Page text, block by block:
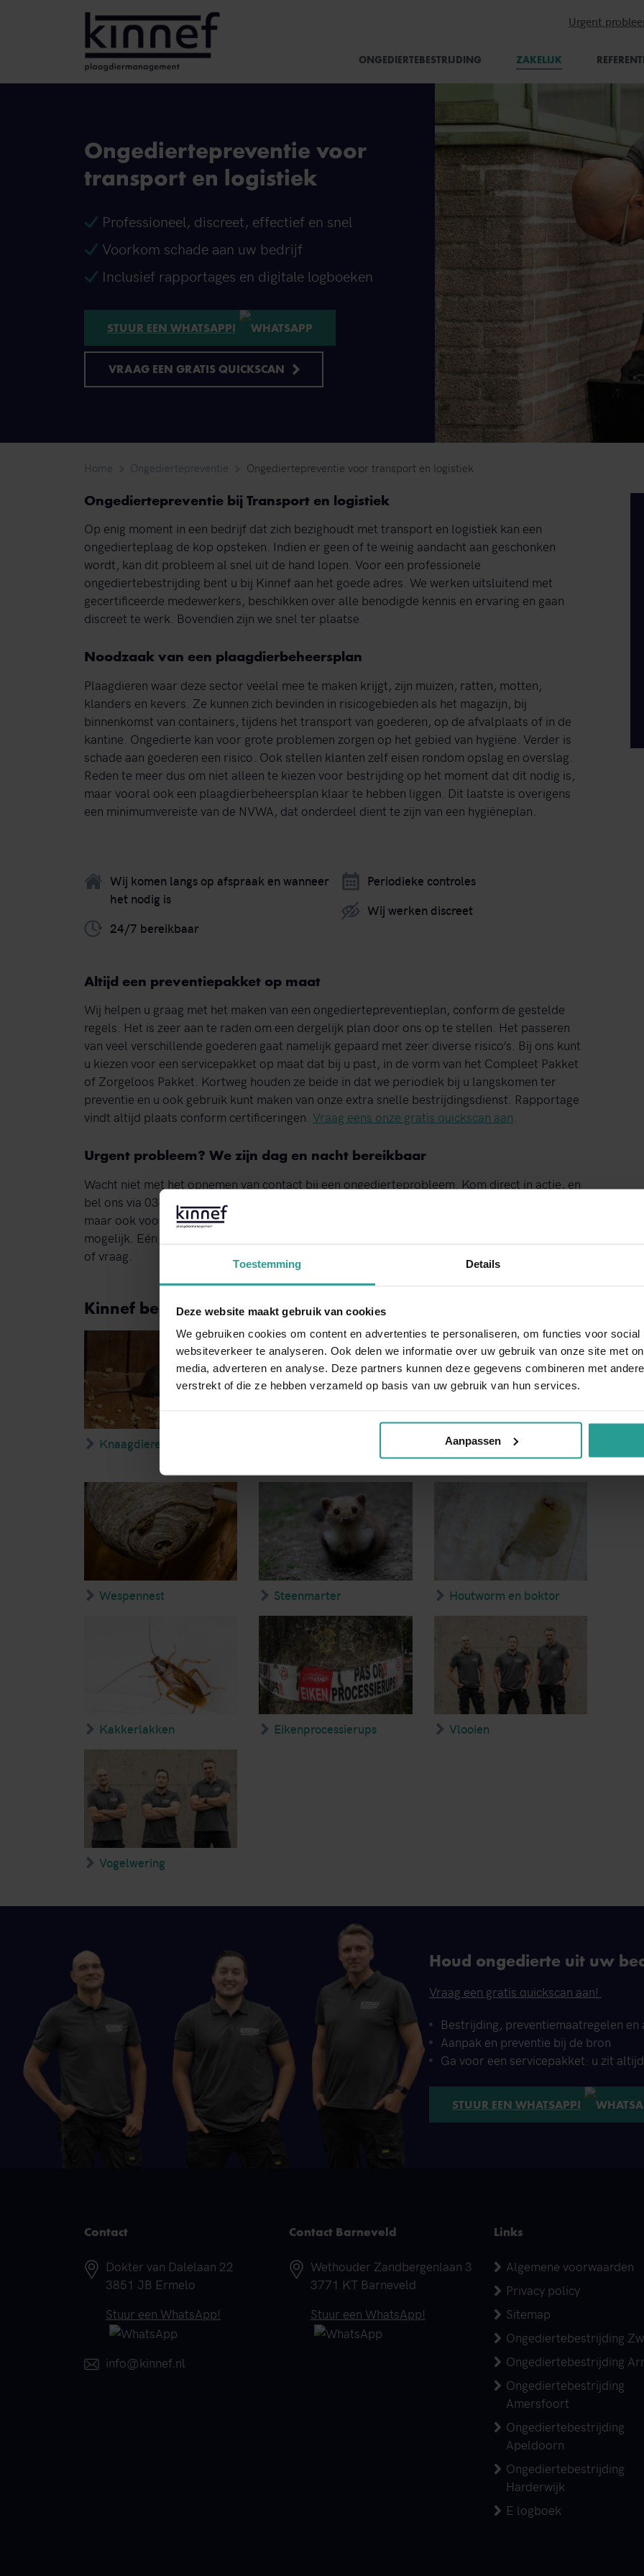
Toestemming Details
Deze website maakt gebruik van cookies
We gebruiken cookies om content en advertenties te personaliseren, om functies voor
websiteverkeer te analyseren. Ook delen we informatie over uw gebruik van onze site met
media, adverteren en analyse. Deze partners kunnen deze gegevens combineren met
verstrekt of die ze hebben verzameld op basis van uw gebruik van hun services.
Aanpassen
Urgent
ONGEDIERTEBESTRIJDING ZAKELIJK (CURRENT)
Ongediertepreventie voor
transport en logistiek
Professioneel, discreet, effectief en snel
Voorkom schade aan uw bedrijf
Inclusief rapportages en digitale logboeken
STUUR EEN WHATSAPP!
VRAAG EEN GRATIS QUICKSCAN
Home Ongediertepreventie Ongediertepreventie voor transport en logistiek
Ongediertepreventie bij Transport en logistiek
Op enig moment in een bedrijf dat zich bezighoudt met transport en logistiek kan een
ongedierteplaag de kop opsteken. Indien er geen of te weinig aandacht aan geschonken
wordt, kan dit probleem al snel uit de hand lopen. Voor een professionele
ongediertebestrijding bent u bij Kinnef aan het goede adres. We werken uitsluitend met
gecertificeerde medewerkers, beschikken over alle benodigde kennis en ervaring en gaan
discreet te werk. Bovendien zijn we snel ter plaatse.
Noodzaak van een plaagdierbeheersplan
Plaagdieren waar deze sector veelal mee te maken krijgt, zijn muizen, ratten, motten,
klanders en kevers. Ze kunnen zich bevinden in risicogebieden als het magazijn, bij
binnenkomst van containers, tijdens het transport van goederen, op de afvalplaats of in de
kantine. Ongedierte kan voor grote problemen zorgen op het gebied van hygiëne. Verder is
schade aan goederen een risico. Ook stellen klanten zelf eisen rondom opslag en overslag.
Reden te meer dus om niet alleen te kiezen voor bestrijding op het moment dat dit nodig is,
maar vooral ook een plaagdierbeheersplan klaar te hebben liggen. Dit laatste is overigens
een minimumvereiste van de NVWA, dat onderdeel dient te zijn van een hygiëneplan.
Wij komen langs op afspraak en wanneer
het nodig is
24/7 bereikbaar
Periodieke controles
Wij werken discreet
Altijd een preventiepakket op maat
Wij helpen u graag met het maken van een ongediertepreventieplan, conform de gestelde
regels. Het is zeer aan te raden om een dergelijk plan door ons op te stellen. Het passeren
van veel verschillende goederen gaat namelijk gepaard met zeer diverse risico’s. Bij ons kunt
u kiezen voor een servicepakket op maat dat bij u past, in de vorm van het Compleet Pakket
of Zorgeloos Pakket. Kortweg houden ze beide in dat we periodiek bij u langskomen ter
preventie en u ook gebruik kunt maken van onze extra snelle bestrijdingsdienst. Rapportage
vindt altijd plaats conform certificeringen. Vraag eens onze gratis quickscan aan.
Urgent probleem? We zijn dag en nacht bereikbaar
Wacht niet met het opnemen van contact bij een ongedierteprobleem. Kom direct in actie, en
bel ons via 0341 - 26 54 30. Wij staan dag en nacht voor u klaar. Niet alleen bij urgentie,
maar ook voor het inwinnen van advies. Het gebruikmaken van ons contactformulier is ook
mogelijk. Eén van onze specialisten zal binnen een werkdag reageren op uw afspraakverzoek
of vraag.
Kinnef bestrijdt de volgende plaagdieren
Knaagdieren
Zilvervisjes en
papiervisjes
Wespennest Steenmarter Houtworm en boktor
Kakkerlakken Eikenprocessierups Vlooien
Vogelwering
Houd ongedierte uit uw
Vraag een gratis quickscan aan!
Bestrijding, preventiemaatregelen en
Aanpak en preventie bij de bron
Ga voor een servicepakket: u zit
STUUR EEN WHATSAPP!
Contact
Adres
Dokter van Dalelaan 22
3851 JB Ermelo
Telefoonnummer
Stuur een WhatsApp!
E-mail
info@kinnef.nl
Contact Barneveld
Adres
Wethouder Zandbergenlaan 3
3771 KT Barneveld
Telefoonnummer
Stuur een WhatsApp!
Links
Algemene voorwaarden
Privacy policy
Sitemap
Ongediertebestrijding
Ongediertebestrijding
Ongediertebestrijding
Amersfoort
Ongediertebestrijding
Apeldoorn
Ongediertebestrijding
Harderwijk
E logboek